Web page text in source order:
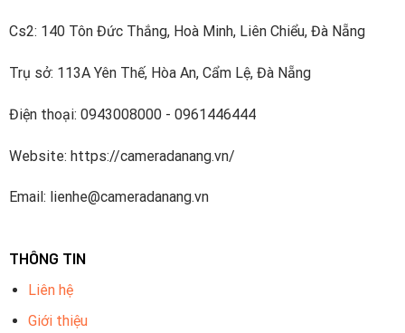
vốn hóa thị trường hơn 20 tỷ USD (số liệu chính thức từ
liên quan đến ngành an ninh. Hikvision rất phổ biến trong số
của họ trên toàn thế giới.
3.Camera IP colorvu Hikvision trong
không?
Camera IP colorvu Hikvision trong nhà cố định DS-
Cs2: 140 Tôn Đức Thắng, Hoà Minh, Liên Chiểu, Đà Nẵng
Trụ sở: 113A Yên Thế, Hòa An, Cẩm Lệ, Đà Nẵng
Điện thoại: 0943008000 - 0961446444
Website: https://cameradanang.vn/
Email: lienhe@cameradanang.vn
THÔNG TIN
Liên hệ
Giới thiệu